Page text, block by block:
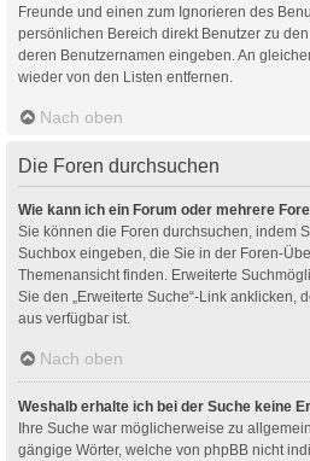
Freunde und einen zum Ignorieren des
persönlichen Bereich direkt Benutzer zu
deren Benutzernamen eingeben. An
wieder von den Listen entfernen.
Nach oben
Die Foren durchsuchen
Wie kann ich ein Forum oder mehrere
Sie können die Foren durchsuchen, indem
Suchbox eingeben, die Sie in der Foren-
Themenansicht finden. Erweiterte
Sie den „Erweiterte Suche“-Link anklicken,
aus verfügbar ist.
Nach oben
Weshalb erhalte ich bei der Suche keine
Ihre Suche war möglicherweise zu
gängige Wörter, welche von phpBB nicht